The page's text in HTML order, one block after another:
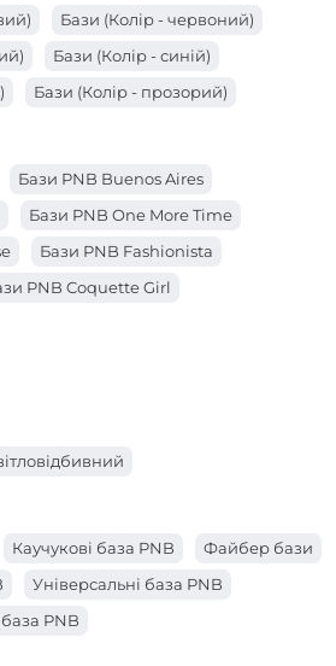
Бази (Колір - червоний)
Бази (Колір - синій)
Бази (Колір - прозорий)
Бази PNB Buenos Aires
Бази PNB One More Time
Бази PNB Fashionista
PNB Coquette Girl
Каучукові база PNB
Файбер бази
Універсальні база PNB
PNB